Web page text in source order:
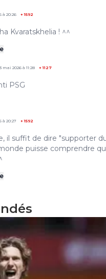
à 20:26 +1592
Kvaratskhelia ! ^^
mai 2026 à 11:28 +1127
PSG
à 20:27 +1592
il suffit de dire "supporter
puisse comprendre